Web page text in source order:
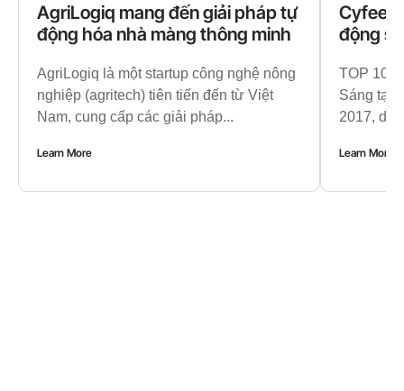
AgriLogiq mang đến giải pháp tự
động hóa nhà màng thông minh
AgriLogiq là một startup công nghệ nông
nghiệp (agritech) tiên tiến đến từ Việt
Nam, cung cấp các giải pháp...
Learn More
Cyfeer
động
TOP 10
Sáng tạo
2017, do
Learn More